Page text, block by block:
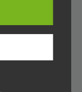
und
über